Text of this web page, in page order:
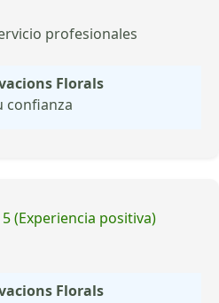
profesionales
Florals
confianza
5 (Experiencia positiva)
Florals